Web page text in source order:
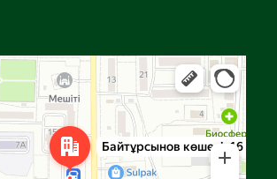
— көлік, навигация, орындарды іздеу